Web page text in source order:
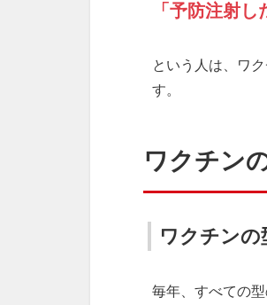
「予防注射
という人は、ワ
す。
ワクチン
ワクチンの
毎年、すべての